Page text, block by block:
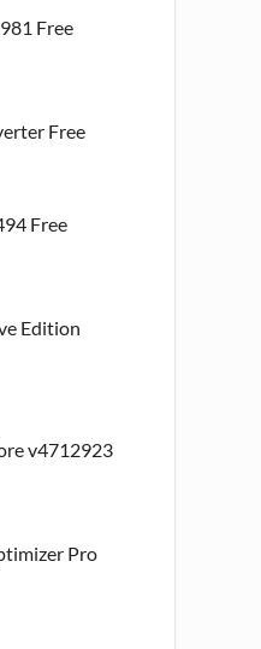
Free
Free
Free
Edition
v4712923
Pro